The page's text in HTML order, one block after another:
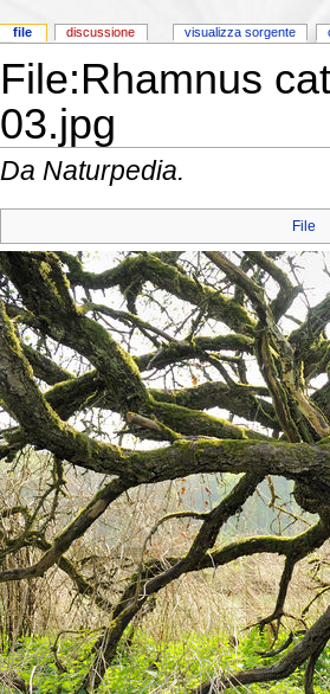
File:Rhamnus
03.jpg
Da Naturpedia.
File
file discussione visualizza sorgente